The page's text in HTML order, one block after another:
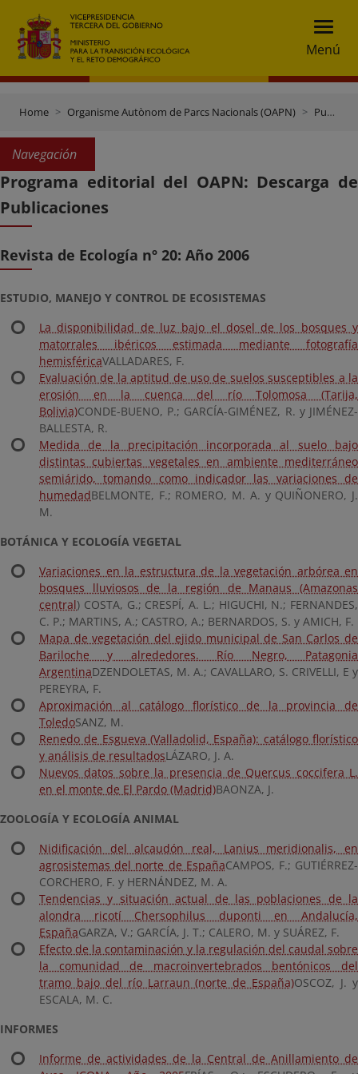
Menú
Home Organisme Autònom de Parcs Nacionals (OAPN) Publicacions i documentació
Navegación
Programa editorial del OAPN: Descarga de
Publicaciones
Revista de Ecología nº 20: Año 2006
ESTUDIO, MANEJO Y CONTROL DE ECOSISTEMAS
La disponibilidad de luz bajo el dosel de los bosques y
matorrales ibéricos estimada mediante fotografía
hemisféricaVALLADARES, F.
Evaluación de la aptitud de uso de suelos susceptibles a la
erosión en la cuenca del río Tolomosa (Tarija,
Bolivia)CONDE-BUENO, P.; GARCÍA-GIMÉNEZ, R. y JIMÉNEZ-
BALLESTA, R.
Medida de la precipitación incorporada al suelo bajo
distintas cubiertas vegetales en ambiente mediterráneo
semiárido, tomando como indicador las variaciones de
humedadBELMONTE, F.; ROMERO, M. A. y QUIÑONERO, J.
M.
BOTÁNICA Y ECOLOGÍA VEGETAL
Variaciones en la estructura de la vegetación arbórea en
bosques lluviosos de la región de Manaus (Amazonas
central) COSTA, G.; CRESPÍ, A. L.; HIGUCHI, N.; FERNANDES,
C. P.; MARTINS, A.; CASTRO, A.; BERNARDOS, S. y AMICH, F.
Mapa de vegetación del ejido municipal de San Carlos de
Bariloche y alrededores. Río Negro, Patagonia
ArgentinaDZENDOLETAS, M. A.; CAVALLARO, S. CRIVELLI, E y
PEREYRA, F.
Aproximación al catálogo florístico de la provincia de
ToledoSANZ, M.
Renedo de Esgueva (Valladolid, España): catálogo florístico
y análisis de resultadosLÁZARO, J. A.
Nuevos datos sobre la presencia de Quercus coccifera L.
en el monte de El Pardo (Madrid)BAONZA, J.
ZOOLOGÍA Y ECOLOGÍA ANIMAL
Nidificación del alcaudón real, Lanius meridionalis, en
agrosistemas del norte de EspañaCAMPOS, F.; GUTIÉRREZ-
CORCHERO, F. y HERNÁNDEZ, M. A.
Tendencias y situación actual de las poblaciones de la
alondra ricotí Chersophilus duponti en Andalucía,
EspañaGARZA, V.; GARCÍA, J. T.; CALERO, M. y SUÁREZ, F.
Efecto de la contaminación y la regulación del caudal sobre
la comunidad de macroinvertebrados bentónicos del
tramo bajo del río Larraun (norte de España)OSCOZ, J. y
ESCALA, M. C.
INFORMES
Informe de actividades de la Central de Anillamiento de